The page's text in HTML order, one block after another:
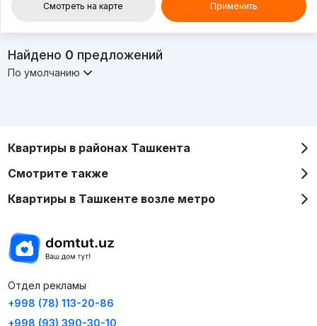
Смотреть на карте Применить
Найдено 0 предложений
По умолчанию
Квартиры в районах Ташкента
Смотрите также
Квартиры в Ташкенте возле метро
Отдел рекламы
+998 (78) 113-20-86
+998 (93) 390-30-10